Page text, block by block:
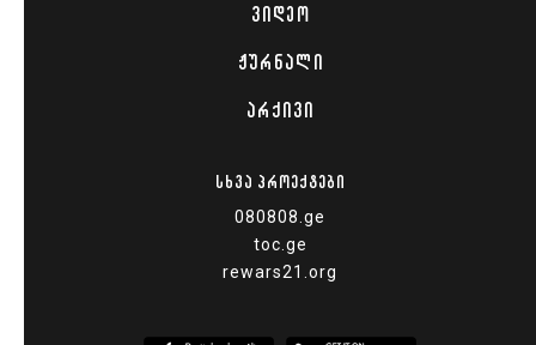
ᲕᲘᲓᲔᲝ
ᲟᲣᲠᲜᲐᲚᲘ
ᲐᲠᲥᲘᲕᲘ
ᲡᲮᲕᲐ ᲞᲠᲝᲔᲥᲢᲔᲑᲘ
080808.ge
toc.ge
rewars21.org